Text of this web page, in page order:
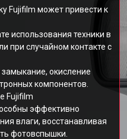
Fujifilm может привести к
использования техники в
при случайном контакте с
окисление
компонентов.
Fujifilm
эффективно
влаги, восстанавливая
фотовспышки.